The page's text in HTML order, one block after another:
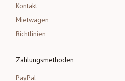
Kontakt
Mietwagen
Richtlinien
Zahlungsmethoden
PayPal